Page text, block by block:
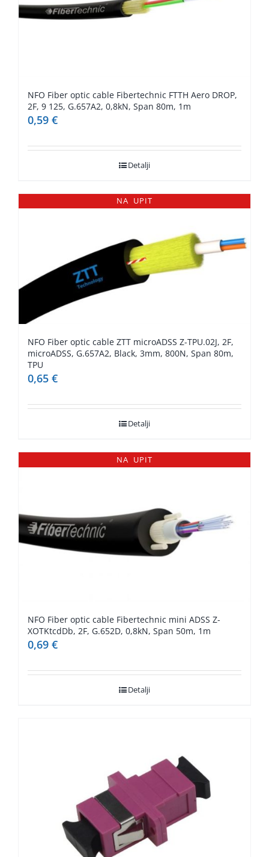
OSTALO
NFO Fiber optic cable Fibertechnic FTTH Aero DROP,
2F, 9 125, G.657A2, 0,8kN, Span 80m, 1m
0,59 €
Detalji
NA UPIT
NFO Fiber optic cable ZTT microADSS Z-TPU.02J, 2F,
microADSS, G.657A2, Black, 3mm, 800N, Span 80m,
TPU
0,65 €
Detalji
NA UPIT
NFO Fiber optic cable Fibertechnic mini ADSS Z-
XOTKtcdDb, 2F, G.652D, 0,8kN, Span 50m, 1m
0,69 €
Detalji